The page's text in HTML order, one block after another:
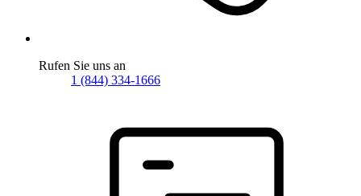
Rufen Sie uns an
1 (844) 334-1666